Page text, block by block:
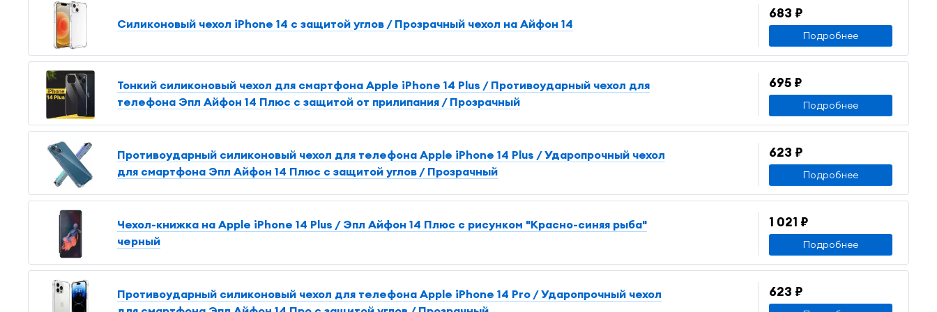
Силиконовый чехол iPhone 14 с защитой углов / Прозрачный чехол на Айфон 14
683 ₽
Подробнее
Тонкий силиконовый чехол для смартфона Apple iPhone 14 Plus / Противоударный чехол для
телефона Эпл Айфон 14 Плюс с защитой от прилипания / Прозрачный
695 ₽
Подробнее
Противоударный силиконовый чехол для телефона Apple iPhone 14 Plus / Ударопрочный чехол
для смартфона Эпл Айфон 14 Плюс с защитой углов / Прозрачный
623 ₽
Подробнее
Чехол-книжка на Apple iPhone 14 Plus / Эпл Айфон 14 Плюс с рисунком "Красно-синяя рыба"
черный
1 021 ₽
Подробнее
Противоударный силиконовый чехол для телефона Apple iPhone 14 Pro / Ударопрочный чехол
623 ₽